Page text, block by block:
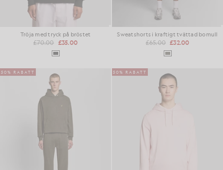
Tröja med tryck på bröstet
£70.00 £35.00
Sweatshorts i kraftigt tvättad bomull
£65.00 £32.00
50% RABATT 50% RABATT